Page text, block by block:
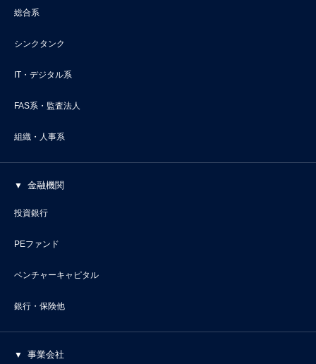
総合系
シンクタンク
IT・デジタル系
FAS系・監査法人
組織・人事系
金融機関
投資銀行
PEファンド
ベンチャーキャピタル
銀行・保険他
事業会社